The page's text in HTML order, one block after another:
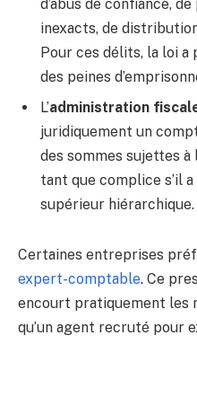
d’abus de confiance,
inexacts, de
Pour ces délits, la loi a
des peines
L’administration
juridiquement un
des sommes sujettes à
tant que complice s’il
supérieur hiérarchique.
Certaines entreprises
expert-comptable. Ce
encourt pratiquement les
qu’un agent recruté pour